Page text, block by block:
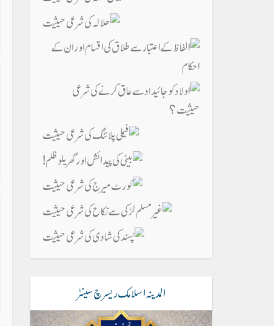
المدینہ اسلامک ریسرچ سینٹر